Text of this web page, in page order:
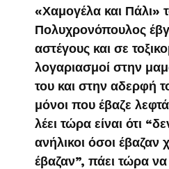
«Χαμογέλα και Πάλι»
Πολυχρονόπουλος
αστέγους και σε
λογαριασμοί στην
του και στην αδερφή
μόνοι που έβαζε
λέει τώρα είναι ότι
ανήλικοι όσοι
έβαζαν”, πάει τώρα να